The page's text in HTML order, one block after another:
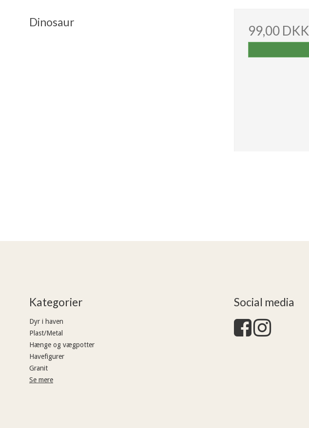
Dinosaur
99,00 DKK
Kategorier
Dyr i haven
Plast/Metal
Hænge og vægpotter
Havefigurer
Granit
Se mere
Social media